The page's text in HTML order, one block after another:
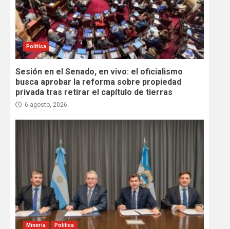
Política
Sesión en el Senado, en vivo: el oficialismo
busca aprobar la reforma sobre propiedad
privada tras retirar el capítulo de tierras
6 agosto, 2026
Minería Política